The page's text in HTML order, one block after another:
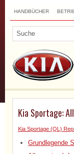
HANDBÜCHER
Kia Sportage:
Kia Sportage (QL)
Grundlegende